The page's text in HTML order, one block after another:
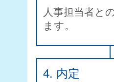
人事担当者と
ます。
4. 内定